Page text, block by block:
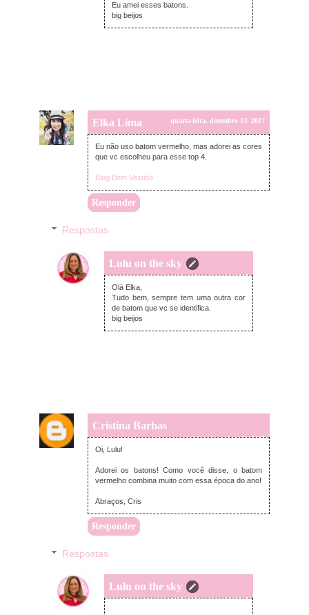
Eu amei esses batons.
big beijos
Elka Lima quarta-feira, dezembro 13, 2017
Eu não uso batom vermelho, mas adorei as cores
que vc escolheu para esse top 4.
Blog Bem Vestida
Responder
Respostas
Lulu on the sky
quinta-feira, dezembro 14, 2017
Olá Elka,
Tudo bem, sempre tem uma outra cor
de batom que vc se identifica.
big beijos
Cristina Barbas
quarta-feira, dezembro 13, 2017
Oi, Lulu!
Adorei os batons! Como você disse, o batom
vermelho combina muito com essa época do ano!
Abraços, Cris
Responder
Respostas
Lulu on the sky
quinta-feira, dezembro 14, 2017